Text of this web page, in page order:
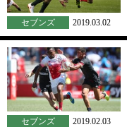
セブンズ 2019.03.02
セブンズ 2019.02.03